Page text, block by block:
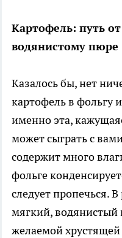
Картофель: путь
водянистому пюре
Казалось бы, нет
картофель в фольгу
именно эта,
может сыграть с
содержит много
фольге
следует пропечься.
мягкий, водянистый
желаемой